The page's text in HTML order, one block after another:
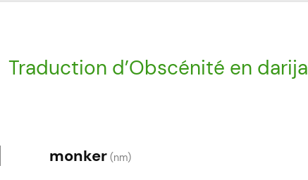
Traduction d’Obscénité en darija
monker (nm)